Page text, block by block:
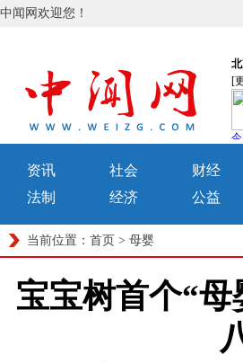
中闻网欢迎您！
资讯 社会 财经
法制
经济 公益
当前位置： 首页 > 母婴
宝宝树首个“